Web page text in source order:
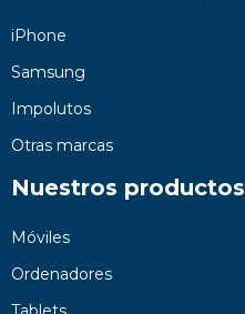
iPhone
Samsung
Impolutos
Otras marcas
Nuestros productos
Móviles
Ordenadores